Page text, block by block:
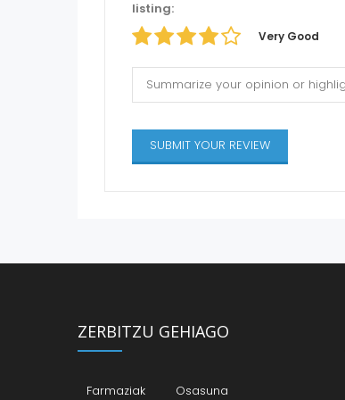
listing:
Very Good
ZERBITZU GEHIAGO
Farmaziak Osasuna